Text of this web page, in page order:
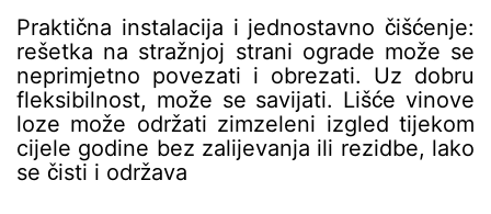
Praktična instalacija i jednostavno čišćenje:
rešetka na stražnjoj strani ograde može se
neprimjetno povezati i obrezati. Uz dobru
fleksibilnost, može se savijati. Lišće vinove
loze može održati zimzeleni izgled tijekom
cijele godine bez zalijevanja ili rezidbe, lako
se čisti i održava